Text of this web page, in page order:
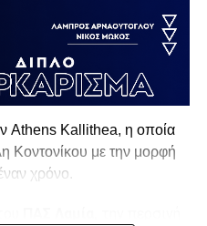
Athens Kallithea, η οποία
Κοντονίκου με την μορφή
χρόνο.